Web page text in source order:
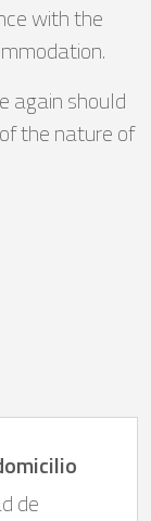
with the
again should
the nature of
de